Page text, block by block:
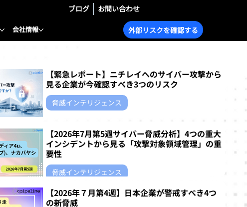
外部リスクを確認する
会社情報
ブログ お問い合わせ
【緊急レポート】ニチレイへのサイバー攻撃から
見る企業が今確認すべき3つのリスク
脅威インテリジェンス
【2026年7月第5週サイバー脅威分析】4つの重大
インシデントから見る「攻撃対象領域管理」の重
要性
脅威インテリジェンス
7月30日 読了時間: 8分
【2026年７月第4週】日本企業が警戒すべき4つ
の新脅威